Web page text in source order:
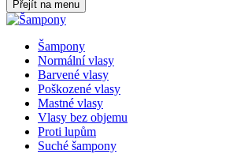
Přejít na menu
Šampony
Normální vlasy
Barvené vlasy
Poškozené vlasy
Mastné vlasy
Vlasy bez objemu
Proti lupům
Suché šampony